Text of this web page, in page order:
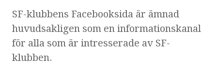
SF-klubbens Facebooksida är ämnad
huvudsakligen som en informationskanal
för alla som är intresserade av SF-
klubben.